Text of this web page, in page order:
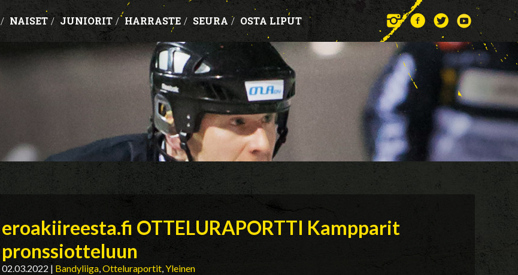
/ NAISET / JUNIORIT / HARRASTE / SEURA / OSTA LIPUT
eroakiireesta.fi OTTELURAPORTTI Kampparit
pronssiotteluun
02.03.2022 | Bandyliiga,Otteluraportit,Yleinen